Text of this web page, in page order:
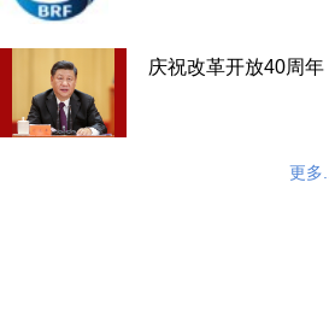
庆祝改革开放40周年
更多...